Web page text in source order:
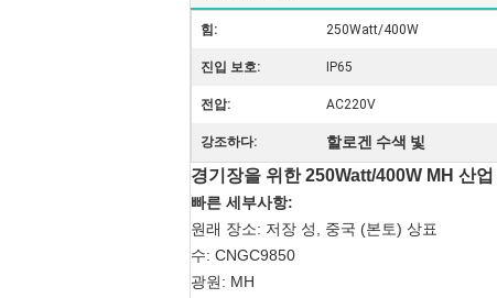
힘: 250Watt/400W
진입 보호: IP65
전압: AC220V
강조하다: 할로겐 수색 빛
경기장을 위한 250Watt/400W MH 산
빠른 세부사항:
원래 장소: 저장 성, 중국 (본토) 상표
수: CNGC9850
광원: MH